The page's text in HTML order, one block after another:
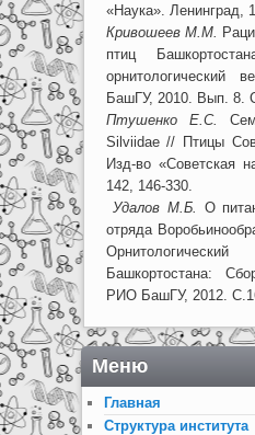
«Наука». Ленинград,
Кривошеев М.М.
птиц
орнитологический
БашГУ, 2010. Вып. 8.
Птушенко Е.С.
Silviidae // Птицы
Изд-во «Советская
142, 146-330.
Удалов М.Б.
О
отряда
Башкортостана:
РИО БашГУ, 2012.
Меню
Главная
Структура института